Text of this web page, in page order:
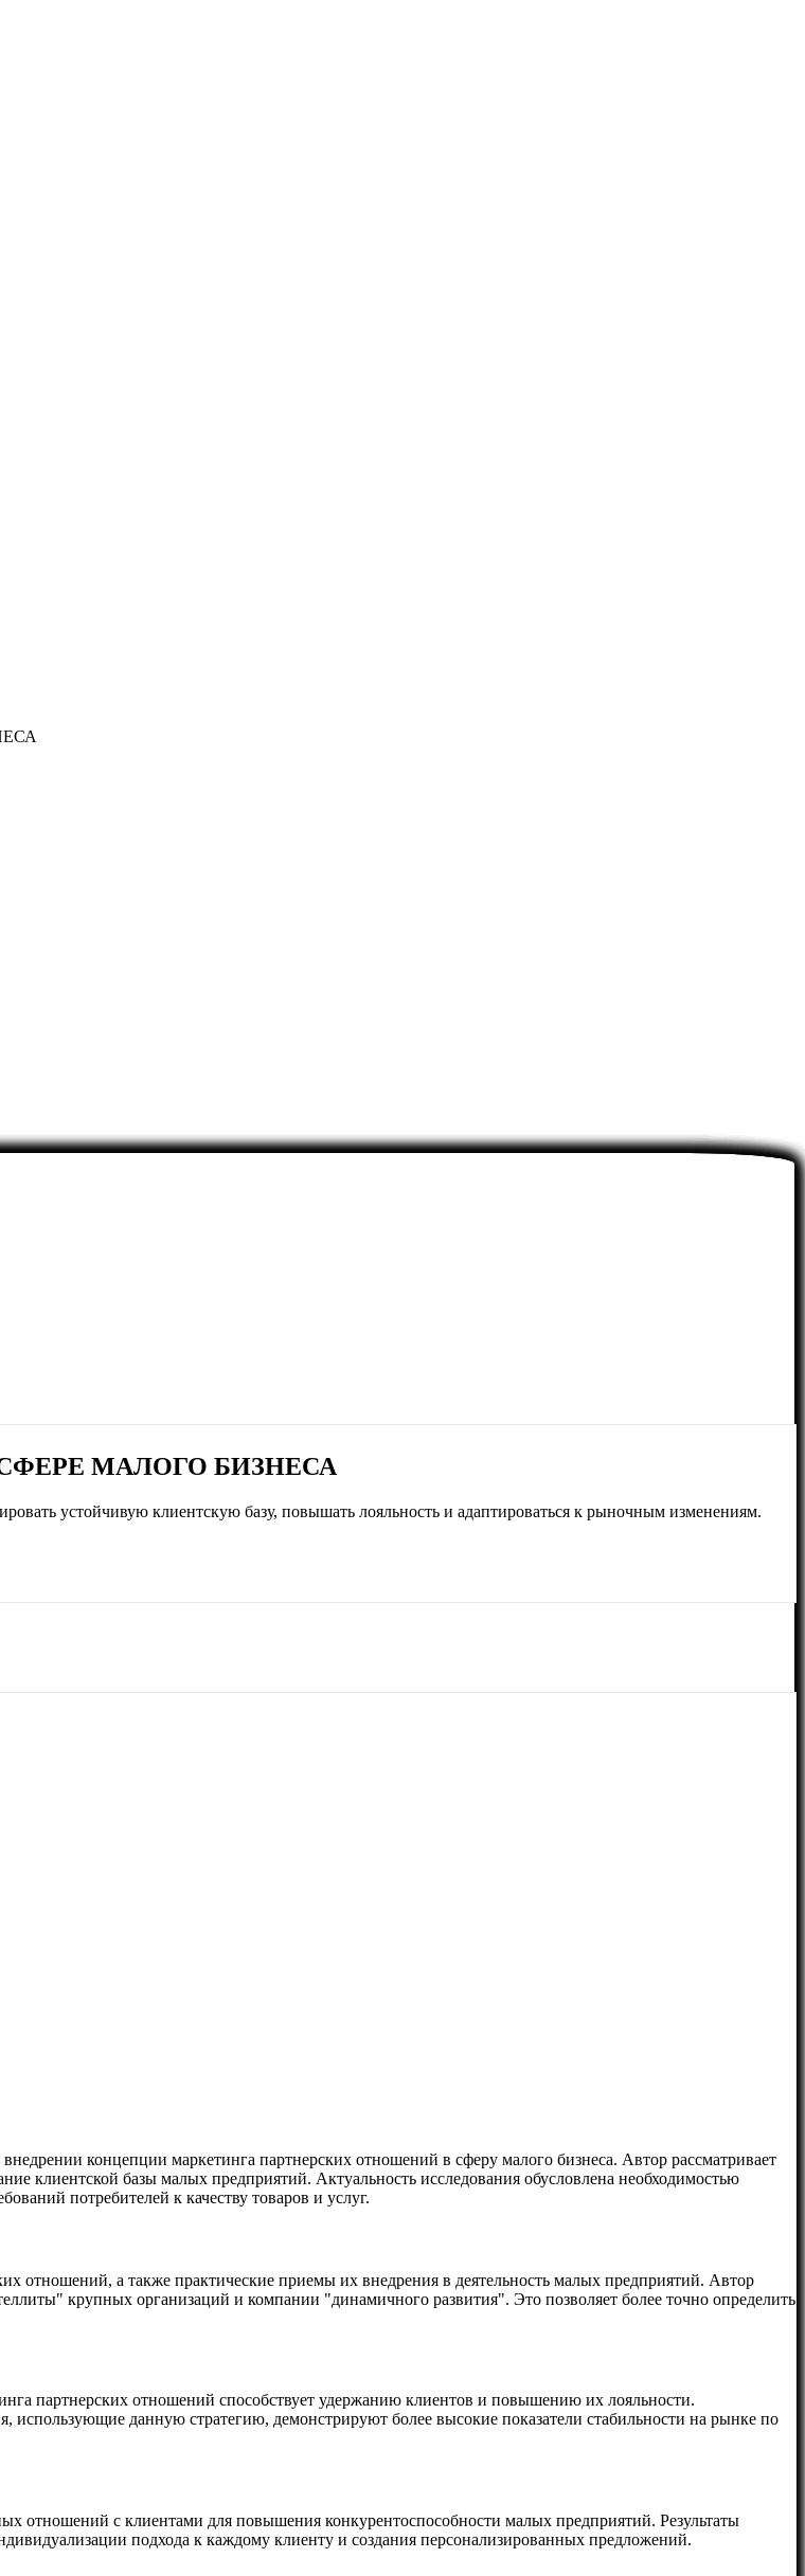
МАЛОГО БИЗНЕСА
устойчивую клиентскую базу, повышать лояльность и адаптироваться к рыночным изменениям.
концепции маркетинга партнерских отношений в сферу малого бизнеса. Автор рассматривает
клиентской базы малых предприятий. Актуальность исследования обусловлена необходимостью
потребителей к качеству товаров и услуг.
отношений, а также практические приемы их внедрения в деятельность малых предприятий. Автор
крупных организаций и компании "динамичного развития". Это позволяет более точно определить
партнерских отношений способствует удержанию клиентов и повышению их лояльности.
использующие данную стратегию, демонстрируют более высокие показатели стабильности на рынке по
отношений с клиентами для повышения конкурентоспособности малых предприятий. Результаты
подхода к каждому клиенту и создания персонализированных предложений.